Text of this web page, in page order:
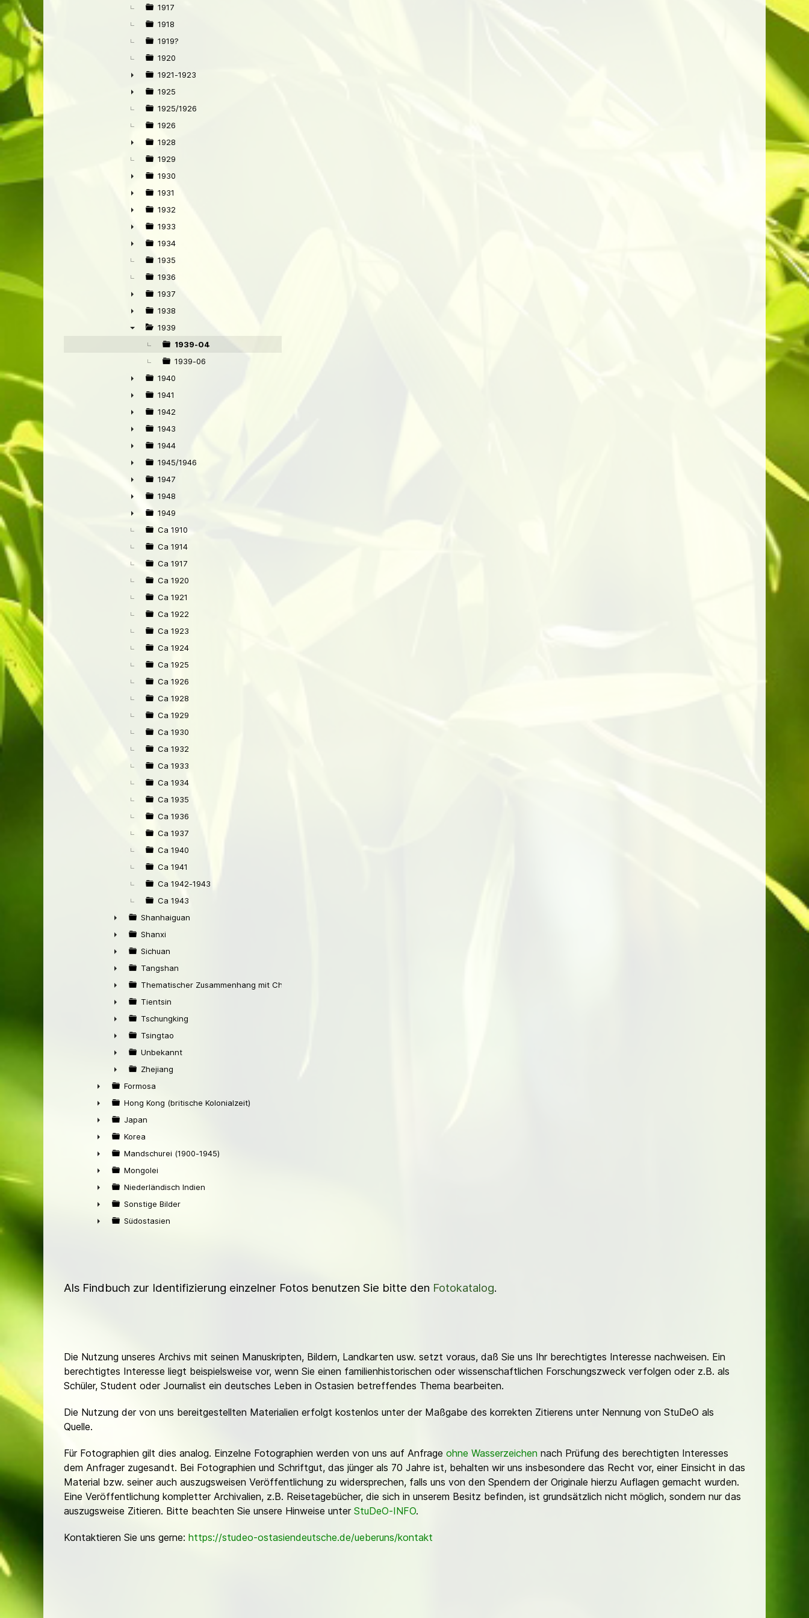
►
1917
1918
1919?
1920
►
1921-1923
►
1925
1925/1926
1926
►
1928
1929
►
1930
►
1931
►
1932
►
1933
►
1934
1935
1936
►
1937
►
1938
1939
1939-04
1939-06
►
1940
►
1941
►
1942
►
1943
►
1944
►
1945/1946
►
1947
►
1948
►
1949
Ca 1910
Ca 1914
Ca 1917
Ca 1920
Ca 1921
Ca 1922
Ca 1923
Ca 1924
Ca 1925
Ca 1926
Ca 1928
Ca 1929
Ca 1930
Ca 1932
Ca 1933
Ca 1934
Ca 1935
Ca 1936
Ca 1937
Ca 1940
Ca 1941
Ca 1942-1943
Ca 1943
►
Shanhaiguan
►
Shanxi
►
Sichuan
►
Tangshan
►
Thematischer Zusammenhang mit China
►
Tientsin
►
Tschungking
►
Tsingtao
►
Unbekannt
►
Zhejiang
►
Formosa
►
Hong Kong (britische Kolonialzeit)
►
Japan
►
Korea
►
Mandschurei (1900-1945)
►
Mongolei
►
Niederländisch Indien
►
Sonstige Bilder
Südostasien
Als Findbuch zur Identifizierung einzelner Fotos benutzen Sie bitte den Fotokatalog.
Die Nutzung unseres Archivs mit seinen Manuskripten, Bildern, Landkarten usw. setzt voraus, daß Sie uns Ihr berechtigtes Interesse nachweisen. Ein
berechtigtes Interesse liegt beispielsweise vor, wenn Sie einen familienhistorischen oder wissenschaftlichen Forschungszweck verfolgen oder z.B. als
Schüler, Student oder Journalist ein deutsches Leben in Ostasien betreffendes Thema bearbeiten.
Die Nutzung der von uns bereitgestellten Materialien erfolgt kostenlos unter der Maßgabe des korrekten Zitierens unter Nennung von StuDeO als
Quelle.
Für Fotographien gilt dies analog. Einzelne Fotographien werden von uns auf Anfrage ohne Wasserzeichen nach Prüfung des berechtigten Interesses
dem Anfrager zugesandt. Bei Fotographien und Schriftgut, das jünger als 70 Jahre ist, behalten wir uns insbesondere das Recht vor, einer Einsicht in das
Material bzw. seiner auch auszugsweisen Veröffentlichung zu widersprechen, falls uns von den Spendern der Originale hierzu Auflagen gemacht wurden.
Eine Veröffentlichung kompletter Archivalien, z.B. Reisetagebücher, die sich in unserem Besitz befinden, ist grundsätzlich nicht möglich, sondern nur das
auszugsweise Zitieren. Bitte beachten Sie unsere Hinweise unter StuDeO-INFO.
Kontaktieren Sie uns gerne: https://studeo-ostasiendeutsche.de/ueberuns/kontakt